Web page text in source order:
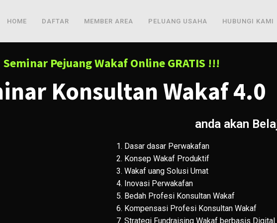
HOME DAFTAR MEMBER AREA PELUANG USAHA HUBUNGI KAMI
Seminar Pejuang Wakaf Online GRATIS !!!
Konsultan Wakaf 4.0
anda akan
1. Dasar dasar Perwakafan
2. Konsep Wakaf Produktif
3. Wakaf uang Solusi Umat
4. Inovasi Perwakafan
5. Bedah Profesi Konsultan Wakaf
6. Kompensasi Profesi Konsultan Wakaf
7. Strategi Fundraising Wakaf berbasis